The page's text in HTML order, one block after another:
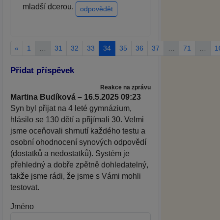
mladší dcerou. odpovědět
« 1 31 32 33 34 35 36 37 71
Přidat příspěvek
Reakce na zprávu
Martina Budíková – 16.5.2025 09:23
Syn byl přijat na 4 leté gymnázium,
hlásilo se 130 dětí a přijímali 30. Velmi
jsme oceňovali shrnutí každého testu a
osobní ohodnocení synových odpovědí
(dostatků a nedostatků). Systém je
přehledný a dobře zpětně dohledatelný,
takže jsme rádi, že jsme s Vámi mohli
testovat.
Jméno